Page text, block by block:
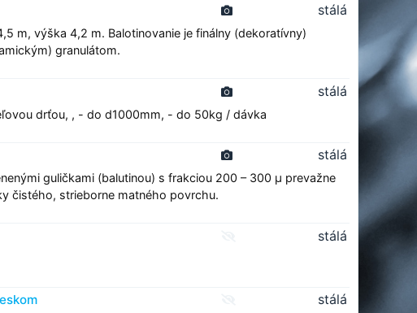
stálá
m, výška 4,2 m. Balotinovanie je finálny (dekoratívny)
granulátom.
stálá
drťou, , - do d1000mm, - do 50kg / dávka
stálá
guličkami (balutinou) s frakciou 200 – 300 µ prevažne
čistého, strieborne matného povrchu.
stálá
stálá